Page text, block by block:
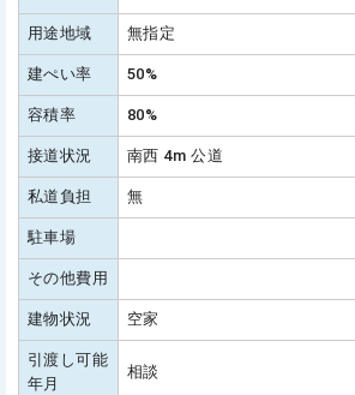
用途地域 無指定
建ぺい率 50%
容積率 80%
接道状況 南西 4m 公道
私道負担 無
駐車場
その他費用
建物状況 空家
引渡し可能
年月
相談